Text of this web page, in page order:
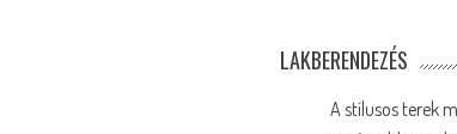
LAKBERENDEZÉS
A stílusos terek